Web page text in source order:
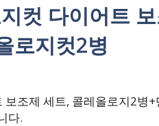
컷 다이어트
로지컷2병
조제 세트, 콜레올로지2병
다.